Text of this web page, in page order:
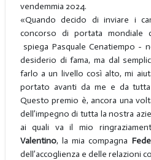
vendemmia 2024.
«Quando decido di inviare i
concorso di portata mondiale
spiega Pasquale Cenatiempo -
desiderio di fama, ma dal
farlo a un livello così alto, mi
portato avanti da me e da tutta
Questo premio è, ancora una
dell’impegno di tutta la nostra
ai quali va il mio
Valentino, la mia compagna
dell’accoglienza e delle relazioni